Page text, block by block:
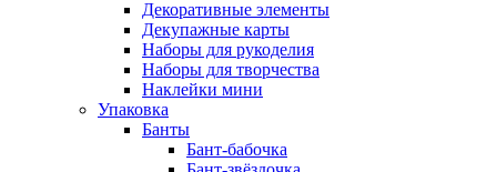
Декоративные элементы
Декупажные карты
Наборы для рукоделия
Наборы для творчества
Наклейки мини
Упаковка
Банты
Бант-бабочка